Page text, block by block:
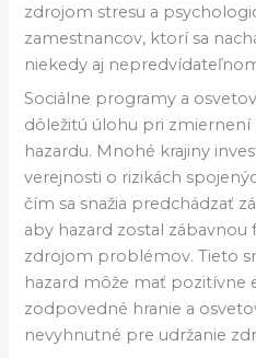
zdrojom stresu a
zamestnancov, ktorí sa
niekedy aj
Sociálne programy a
dôležitú úlohu pri
hazardu. Mnohé krajiny
verejnosti o rizikách
čím sa snažia predchádzať
aby hazard zostal
zdrojom problémov. Tieto
hazard môže mať pozitívne
zodpovedné hranie a
nevyhnutné pre udržanie